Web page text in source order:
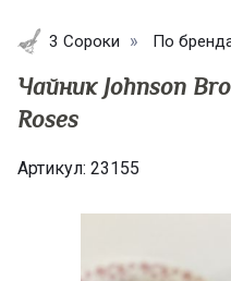
3 Сороки По
Чайник Johnson
Roses
Артикул: 23155